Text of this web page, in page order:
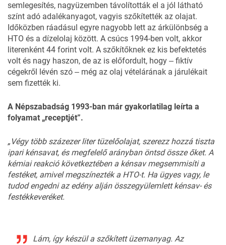
semlegesítés, nagyüzemben távolították el a jól látható
színt adó adalékanyagot, vagyis szőkítették az olajat.
Időközben ráadásul egyre nagyobb lett az árkülönbség a
HTO és a dízelolaj között. A csúcs 1994-ben volt, akkor
literenként 44 forint volt. A szőkítőknek ez kis befektetés
volt és nagy haszon, de az is előfordult, hogy ‒ fiktív
cégekről lévén szó ‒ még az olaj vételárának a járulékait
sem fizették ki.
A Népszabadság 1993-ban már gyakorlatilag leírta a
folyamat „receptjét”.
„Végy több százezer liter tüzelőolajat, szerezz hozzá tiszta
ipari kénsavat, és megfelelő arányban öntsd össze őket. A
kémiai reakció következtében a kénsav megsemmisíti a
festéket, amivel megszínezték a HTO-t. Ha ügyes vagy, le
tudod engedni az edény alján összegyülemlett kénsav- és
festékkeveréket.
Lám, így készül a szőkített üzemanyag. Az